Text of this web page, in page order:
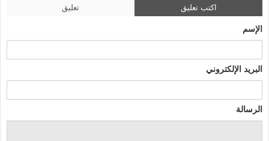
اكتب تعليق تعليق
الإسم
البريد الإلكتروني
الرسالة